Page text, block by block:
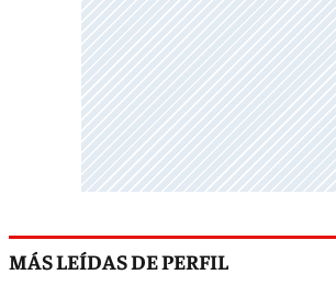
MÁS LEÍDAS DE PERFIL